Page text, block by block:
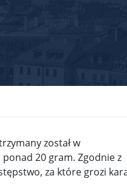
z Kanadą. Biały ...
Wzorują się na D ...
został w
20 gram. Zgodnie z
za które grozi